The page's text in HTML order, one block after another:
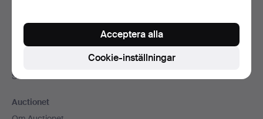
Alla auktionshus
Betalningsalternativ
Sociala medier
Auctionet
Cookie-inställningar
Acceptera alla